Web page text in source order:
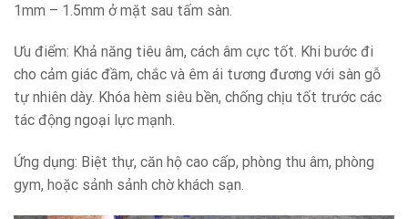
1mm – 1.5mm ở mặt sau tấm sàn.
Ưu điểm: Khả năng tiêu âm, cách âm cực tốt. Khi bước đi
cho cảm giác đầm, chắc và êm ái tương đương với sàn gỗ
tự nhiên dày. Khóa hèm siêu bền, chống chịu tốt trước các
tác động ngoại lực mạnh.
Ứng dụng: Biệt thự, căn hộ cao cấp, phòng thu âm, phòng
gym, hoặc sảnh sảnh chờ khách sạn.